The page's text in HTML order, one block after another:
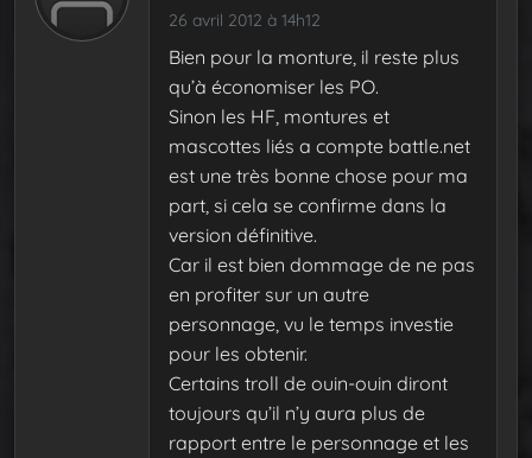
26 avril 2012 à 14h12
Bien pour la monture, il reste plus
qu’à économiser les PO.
Sinon les HF, montures et
mascottes liés a compte battle.net
est une très bonne chose pour ma
part, si cela se confirme dans la
version définitive.
Car il est bien dommage de ne pas
en profiter sur un autre
personnage, vu le temps investie
pour les obtenir.
Certains troll de ouin-ouin diront
toujours qu’il n’y aura plus de
rapport entre le personnage et les